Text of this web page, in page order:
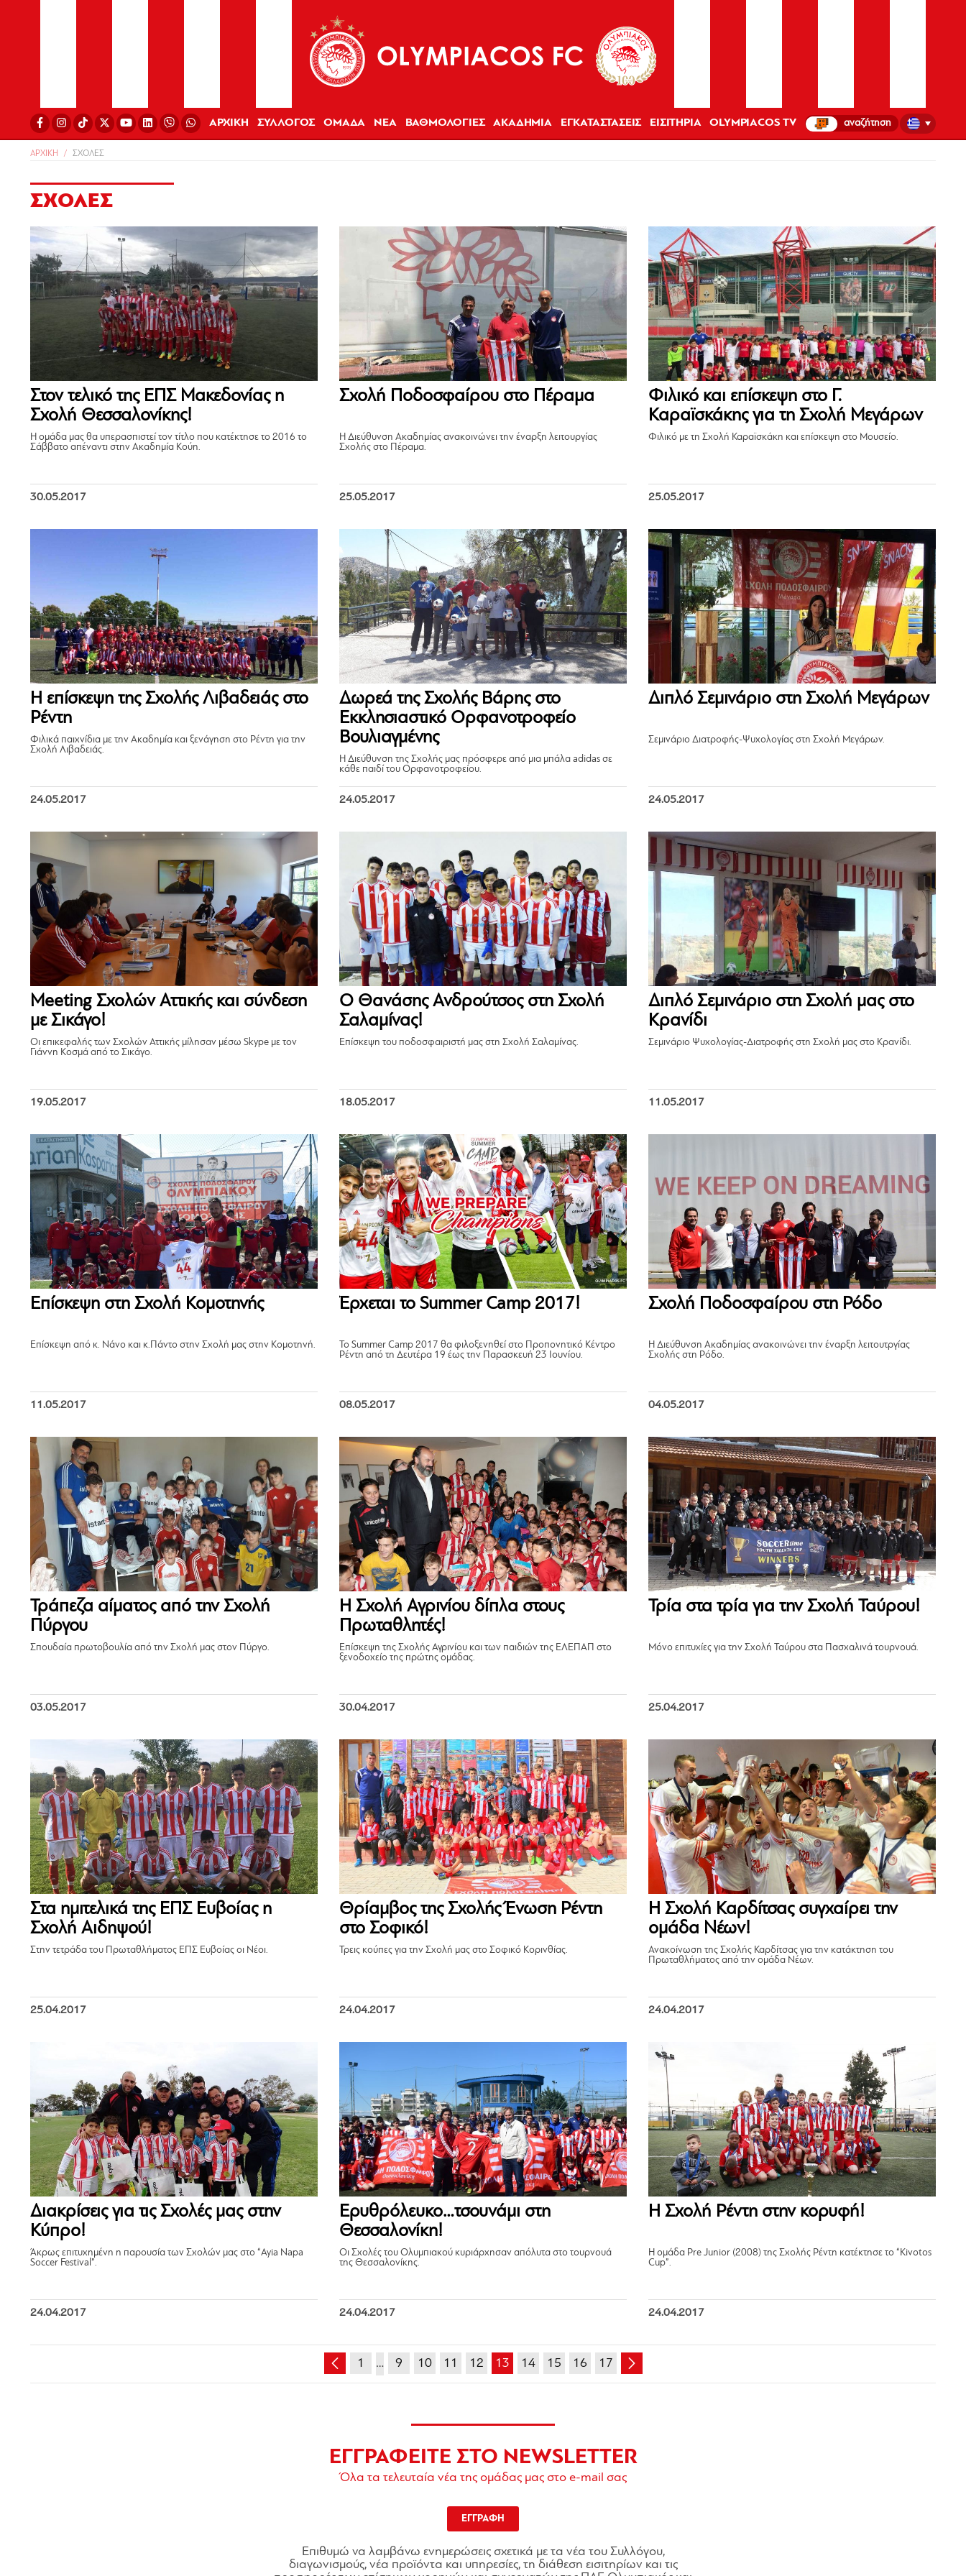
ΑΡΧΙΚΗ ΣΥΛΛΟΓΟΣ ΟΜΑΔΑ ΝΕΑ ΒΑΘΜΟΛΟΓΙΕΣ ΑΚΑΔΗΜΙΑ ΕΓΚΑΤΑΣΤΑΣΕΙΣ ΕΙΣΙΤΗΡΙΑ OLYMPIACOS TV
ΑΡΧΙΚΗ ΣΧΟΛΕΣ
ΣΧΟΛΕΣ
Στον τελικό της ΕΠΣ Μακεδονίας η
Σχολή Θεσσαλονίκης!
Η ομάδα μας θα υπερασπιστεί τον τίτλο που κατέκτησε το 2016 το
Σάββατο απέναντι στην Ακαδημία Κούη.
30.05.2017
Σχολή Ποδοσφαίρου στο Πέραμα
Η Διεύθυνση Ακαδημίας ανακοινώνει την έναρξη λειτουργίας
Σχολής στο Πέραμα.
25.05.2017
Φιλικό και επίσκεψη στο Γ.
Καραϊσκάκης για τη Σχολή Μεγάρων
Φιλικό με τη Σχολή Καραϊσκάκη και επίσκεψη στο Μουσείο.
25.05.2017
Η επίσκεψη της Σχολής Λιβαδειάς στο
Ρέντη
Φιλικά παιχνίδια με την Ακαδημία και ξενάγηση στο Ρέντη για την
Σχολή Λιβαδειάς.
24.05.2017
Δωρεά της Σχολής Βάρης στο
Εκκλησιαστικό Ορφανοτροφείο
Βουλιαγμένης
Η Διεύθυνση της Σχολής μας πρόσφερε από μια μπάλα adidas σε
κάθε παιδί του Ορφανοτροφείου.
24.05.2017
Διπλό Σεμινάριο στη Σχολή Μεγάρων
Σεμινάριο Διατροφής-Ψυχολογίας στη Σχολή Μεγάρων.
24.05.2017
Meeting Σχολών Αττικής και σύνδεση
με Σικάγο!
Οι επικεφαλής των Σχολών Αττικής μίλησαν μέσω Skype με τον
Γιάννη Κοσμά από το Σικάγο.
19.05.2017
Ο Θανάσης Ανδρούτσος στη Σχολή
Σαλαμίνας!
Επίσκεψη του ποδοσφαιριστή μας στη Σχολή Σαλαμίνας.
18.05.2017
Διπλό Σεμινάριο στη Σχολή μας στο
Κρανίδι
Σεμινάριο Ψυχολογίας-Διατροφής στη Σχολή μας στο Κρανίδι.
11.05.2017
Επίσκεψη στη Σχολή Κομοτηνής
Επίσκεψη από κ. Νάνο και κ.Πάντο στην Σχολή μας στην Κομοτηνή.
11.05.2017
Έρχεται το Summer Camp 2017!
Το Summer Camp 2017 θα φιλοξενηθεί στο Προπονητικό Κέντρο
Ρέντη από τη Δευτέρα 19 έως την Παρασκευή 23 Ιουνίου.
08.05.2017
Σχολή Ποδοσφαίρου στη Ρόδο
Η Διεύθυνση Ακαδημίας ανακοινώνει την έναρξη λειτουτργίας
Σχολής στη Ρόδο.
04.05.2017
Τράπεζα αίματος από την Σχολή
Πύργου
Σπουδαία πρωτοβουλία από την Σχολή μας στον Πύργο.
03.05.2017
Η Σχολή Αγρινίου δίπλα στους
Πρωταθλητές!
Επίσκεψη της Σχολής Αγρινίου και των παιδιών της ΕΛΕΠΑΠ στο
ξενοδοχείο της πρώτης ομάδας.
30.04.2017
Τρία στα τρία για την Σχολή Ταύρου!
Μόνο επιτυχίες για την Σχολή Ταύρου στα Πασχαλινά τουρνουά.
25.04.2017
Στα ημιτελικά της ΕΠΣ Ευβοίας η
Σχολή Αιδηψού!
Στην τετράδα του Πρωταθλήματος ΕΠΣ Ευβοίας οι Νέοι.
25.04.2017
Θρίαμβος της Σχολής Ένωση Ρέντη
στο Σοφικό!
Τρεις κούπες για την Σχολή μας στο Σοφικό Κορινθίας.
24.04.2017
Η Σχολή Καρδίτσας συγχαίρει την
ομάδα Νέων!
Ανακοίνωση της Σχολής Καρδίτσας για την κατάκτηση του
Πρωταθλήματος από την ομάδα Νέων.
24.04.2017
Διακρίσεις για τις Σχολές μας στην
Κύπρο!
Άκρως επιτυχημένη η παρουσία των Σχολών μας στο “Ayia Napa
Soccer Festival”.
24.04.2017
Ερυθρόλευκο…τσουνάμι στη
Θεσσαλονίκη!
Οι Σχολές του Ολυμπιακού κυριάρχησαν απόλυτα στο τουρνουά
της Θεσσαλονίκης.
24.04.2017
Η Σχολή Ρέντη στην κορυφή!
Η ομάδα Pre Junior (2008) της Σχολής Ρέντη κατέκτησε το “Kivotos
Cup”.
24.04.2017
1 … 9 10 11 12 13 14 15 16 17
ΕΓΓΡΑΦΕΙΤΕ ΣΤΟ NEWSLETTER
Όλα τα τελευταία νέα της ομάδας μας στο e-mail σας
ΕΓΓΡΑΦΗ
Επιθυμώ να λαμβάνω ενημερώσεις σχετικά με τα νέα του Συλλόγου,
διαγωνισμούς, νέα προϊόντα και υπηρεσίες, τη διάθεση εισιτηρίων και τις